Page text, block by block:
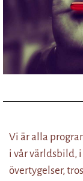
Vi är alla
i vår världsbild,
övertygelser,